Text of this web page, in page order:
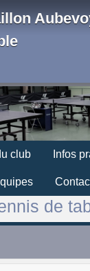
club Infos
de
cookies